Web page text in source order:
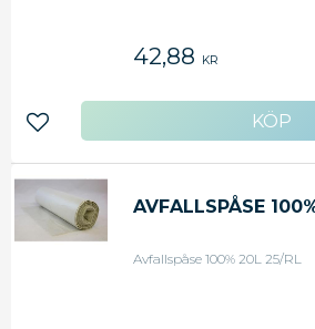
42,88 KR
Lägg till i favoriter
AVFALLSPÅSE
Avfallspåse 100% 20L 25/RL